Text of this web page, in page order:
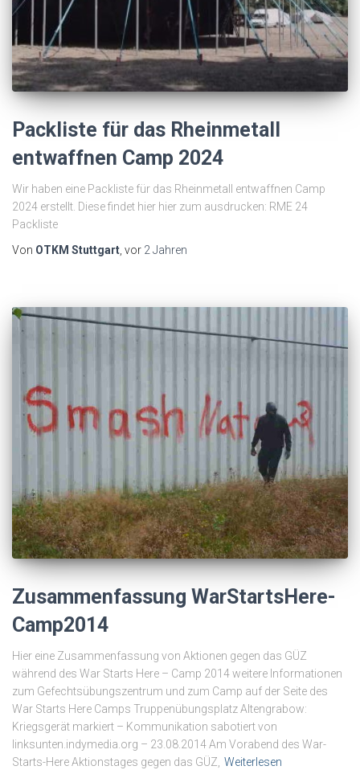
Packliste für das Rheinmetall
entwaffnen Camp 2024
Wir haben eine Packliste für das Rheinmetall entwaffnen Camp
2024 erstellt. Diese findet hier hier zum ausdrucken: RME 24
Packliste
Von OTKM Stuttgart , vor 2 Jahren
Zusammenfassung WarStartsHere-
Camp2014
Hier eine Zusammenfassung von Aktionen gegen das GÜZ
während des War Starts Here – Camp 2014 weitere Informationen
zum Gefechtsübungszentrum und zum Camp auf der Seite des
War Starts Here Camps Truppenübungsplatz Altengrabow:
Kriegsgerät markiert – Kommunikation sabotiert von
linksunten.indymedia.org – 23.08.2014 Am Vorabend des War-
Starts-Here Aktionstages gegen das GÜZ, Weiterlesen